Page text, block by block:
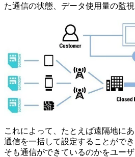
た通信の状態、データ使用量の監
これによって、たとえば遠隔地に
通信を一括して設定することがで
そも通信ができているのかをユー